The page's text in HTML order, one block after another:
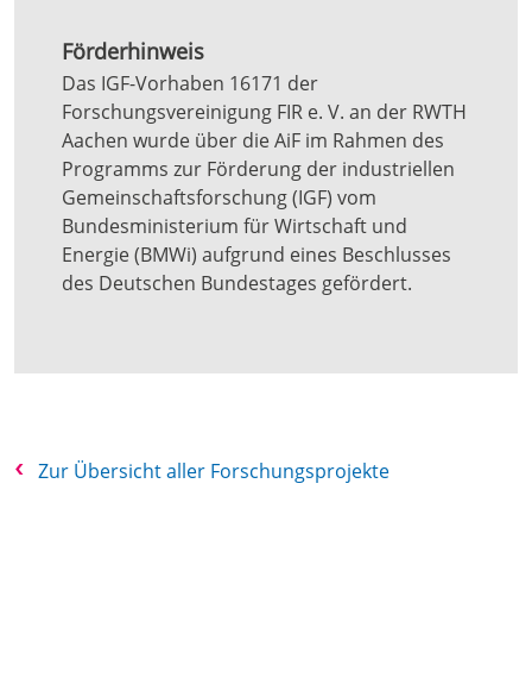
Förderhinweis
Das IGF-Vorhaben 16171 der
Forschungsvereinigung FIR e. V. an der RWTH
Aachen wurde über die AiF im Rahmen des
Programms zur Förderung der industriellen
Gemeinschaftsforschung (IGF) vom
Bundesministerium für Wirtschaft und
Energie (BMWi) aufgrund eines Beschlusses
des Deutschen Bundestages gefördert.
Zur Übersicht aller Forschungsprojekte